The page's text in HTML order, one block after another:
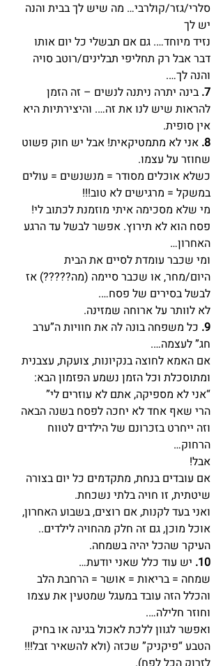
סלרי/גזר/קולרבי… מה שיש לך בבית והנה
יש לך
נזיד מיוחד…. גם אם תבשלי כל יום אותו
דבר אבל רק תחליפי תבלינים/רוטב סויה
והנה לך….
7. בינה יתרה ניתנה לנשים – זה הזמן
להראות שיש לנו את זה…. והיצירתיות היא
אין סופית.
8. אני לא מתמטיקאית! אבל יש חוק פשוט
שחוזר על עצמו.
כשלא אוכלים מסודר = מנשנשים = עולים
במשקל = מרגישים לא טוב!!!
מי שלא מסכימה איתי מוזמנת לכתוב לי!
פסח הוא לא תירוץ. אפשר לבשל עד הרגע
האחרון…
ומי שכבר עומדת לסיים את הבית
היום/מחר, או שכבר סיימה (מה?????) אז
לבשל בסירים של פסח….
לא לוותר על ארוחה שמזינה.
9. כל משפחה בונה לה את חוויות ה”ערב
חג” לעצמה….
אם האמא לחוצה בנקיונות, צועקת, עצבנית
ומתוסכלת וכל הזמן נשמע הפזמון הבא:
“אני לא מספיקה, אתם לא עוזרים לי”
הרי שאף אחד לא יחכה לפסח בשנה הבאה
וזה ייחרט בזכרונם של הילדים לטווח
הרחוק…
אבל!
אם עובדים בנחת, מתקדמים כל יום בצורה
שיטתית, זו חויה בלתי נשכחת.
ואני בעד לקנות, אם רוצים, בשבוע האחרון,
אוכל מוכן, גם זה חלק מהחויה לילדים..
העיקר שהכל יהיה בשמחה.
10. יש עוד כלל שאני יודעת…
שמחה = בריאות = אושר = הרחבת הלב
והכלל הזה עובד במעגל שמטעין את עצמו
וחוזר חלילה….
ואפשר לגוון ללכת לאכול בגינה או בחיק
הטבע “פיקניק” שכזה (ולא להשאיר זבל!!!